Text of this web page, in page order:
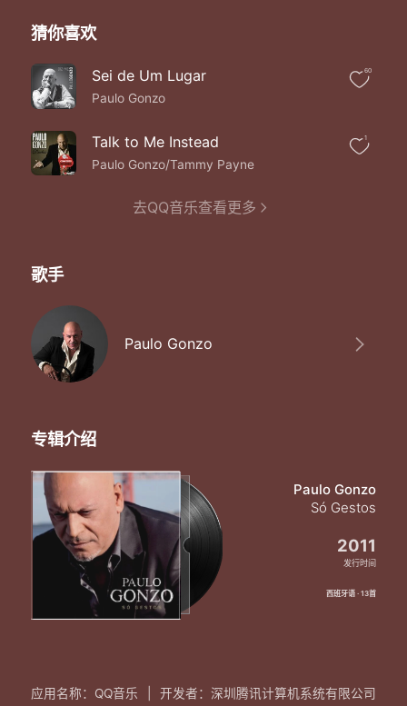
猜你喜欢
Sei de Um Lugar
Paulo Gonzo
60
Talk to Me Instead
Paulo Gonzo/Tammy Payne
1
去QQ音乐查看更多
歌手
Paulo Gonzo
专辑介绍
Paulo Gonzo
Só Gestos
2011
发行时间
西班牙语 · 13首
应用名称：QQ音乐 开发者：深圳腾讯计算机系统有限公司